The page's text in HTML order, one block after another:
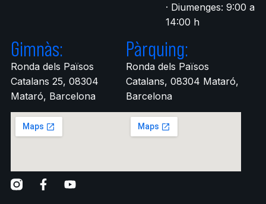
· Diumenges: 9:00 a
14:00 h
Gimnàs:
Ronda dels Països
Catalans 25, 08304
Mataró, Barcelona
Pàrquing:
Ronda dels Països
Catalans, 08304 Mataró,
Barcelona